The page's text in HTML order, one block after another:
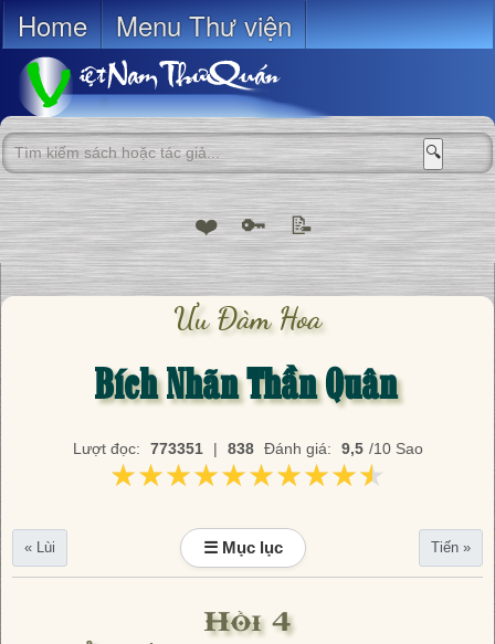
Home Menu Thư viện
🔍
❤️ 🔑 📝
Ưu Đàm Hoa
Bích Nhãn Thần Quân
Lượt đọc: 773351 | 838 Đánh giá: 9,5 /10 Sao
★★★★★★★★★★
★★★★★★★★★★
« Lùi ☰ Mục lục Tiến »
Hồi 4